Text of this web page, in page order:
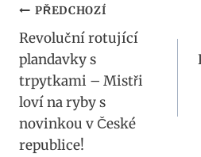
Navigace
pro
příspěvek
PŘEDCHOZÍ
Revoluční rotující
plandavky s
trpytkami – Mistři
loví na ryby s
novinkou v České
republice!